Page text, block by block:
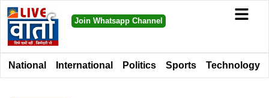
Join Whatsapp Channel
National International Politics Sports Technology